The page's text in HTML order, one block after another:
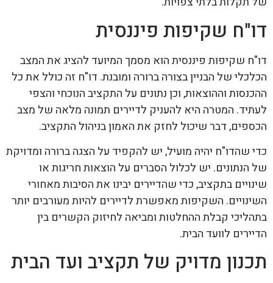
דו"ח שקיפות פיננסית
דו"ח שקיפות פיננסית הוא מסמך המיועד להציג את המצב
הכלכלי של הבניין בצורה ברורה ומובנת. דו"ח זה כולל את כל
ההכנסות וההוצאות, וכן נתונים על התקציב הנוכחי והצפי
לעתיד. המטרה היא להעניק לדיירים תמונה מלאה של מצב
הכספים, דבר שיכול לחזק את האמון בניהול התקציב.
כדי שהדו"ח יהיה מועיל, יש להקפיד על הצגה ברורה ומדויקת
של הנתונים. יש לכלול הסברים על הוצאות חריגות או
שינויים בתקציב, כדי שהדיירים יבינו את הסיבות מאחורי
השינויים. השקיפות מאפשרת לדיירים להיות מעורבים יותר
בתהליכי קבלת ההחלטות ומביאה לחיזוק הקשרים בין
הדיירים לוועד הבית.
תכנון מדויק של תקציב ועד הבית